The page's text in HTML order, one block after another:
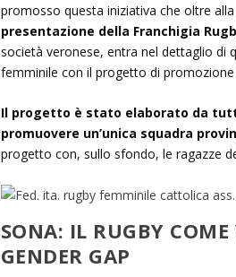
promosso questa iniziativa che oltre
presentazione della Franchigia
società veronese, entra nel dettaglio di
femminile con il progetto di
Il progetto è stato elaborato da
promuovere un’unica squadra
progetto con, sullo sfondo, le ragazze
SONA: IL RUGBY
GENDER GAP